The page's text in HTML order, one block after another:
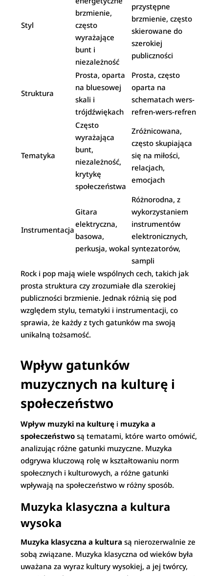
Styl
brzmienie,
często
wyrażające
bunt i
niezależność
przystępne
brzmienie, często
skierowane do
szerokiej
publiczności
Struktura
Prosta, oparta
na bluesowej
skali i
trójdźwiękach
Prosta, często
oparta na
schematach wers-
refren-wers-refren
Tematyka
Często
wyrażająca
bunt,
niezależność,
krytykę
społeczeństwa
Zróżnicowana,
często skupiająca
się na miłości,
relacjach,
emocjach
Instrumentacja
Gitara
elektryczna,
basowa,
perkusja, wokal
Różnorodna, z
wykorzystaniem
instrumentów
elektronicznych,
syntezatorów,
sampli
Rock i pop mają wiele wspólnych cech, takich jak
prosta struktura czy zrozumiałe dla szerokiej
publiczności brzmienie. Jednak różnią się pod
względem stylu, tematyki i instrumentacji, co
sprawia, że każdy z tych gatunków ma swoją
unikalną tożsamość.
Wpływ gatunków
muzycznych na kulturę i
społeczeństwo
Wpływ muzyki na kulturę i muzyka a
społeczeństwo są tematami, które warto omówić,
analizując różne gatunki muzyczne. Muzyka
odgrywa kluczową rolę w kształtowaniu norm
społecznych i kulturowych, a różne gatunki
wpływają na społeczeństwo w różny sposób.
Muzyka klasyczna a kultura
wysoka
Muzyka klasyczna a kultura są nierozerwalnie ze
sobą związane. Muzyka klasyczna od wieków była
uważana za wyraz kultury wysokiej, a jej twórcy,